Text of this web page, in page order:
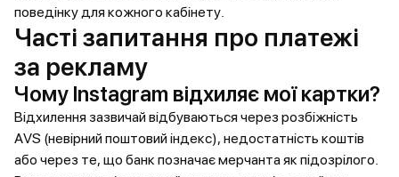
поведінку для кожного кабінету.
Часті запитання про платежі
за рекламу
Чому Instagram відхиляє мої картки?
Відхилення зазвичай відбуваються через розбіжність
AVS (невірний поштовий індекс), недостатність коштів
або через те, що банк позначає мерчанта як підозрілого.